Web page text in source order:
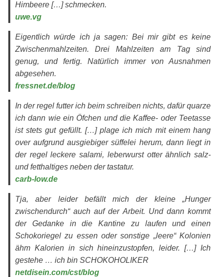
Himbeere […] schmecken.
uwe.vg
Eigentlich würde ich ja sagen: Bei mir gibt es keine
Zwischenmahlzeiten. Drei Mahlzeiten am Tag sind
genug, und fertig. Natürlich immer von Ausnahmen
abgesehen.
fressnet.de/blog
In der regel futter ich beim schreiben nichts, dafür quarze
ich dann wie ein Öfchen und die Kaffee- oder Teetasse
ist stets gut gefüllt. […] plage ich mich mit einem hang
over aufgrund ausgiebiger süffelei herum, dann liegt in
der regel leckere salami, leberwurst otter ähnlich salz-
und fetthaltiges neben der tastatur.
carb-low.de
Tja, aber leider befällt mich der kleine „Hunger
zwischendurch“ auch auf der Arbeit. Und dann kommt
der Gedanke in die Kantine zu laufen und einen
Schokoriegel zu essen oder sonstige „leere“ Kolonien
ähm Kalorien in sich hineinzustopfen, leider. […] Ich
gestehe … ich bin SCHOKOHOLIKER
netdisein.com/cst/blog